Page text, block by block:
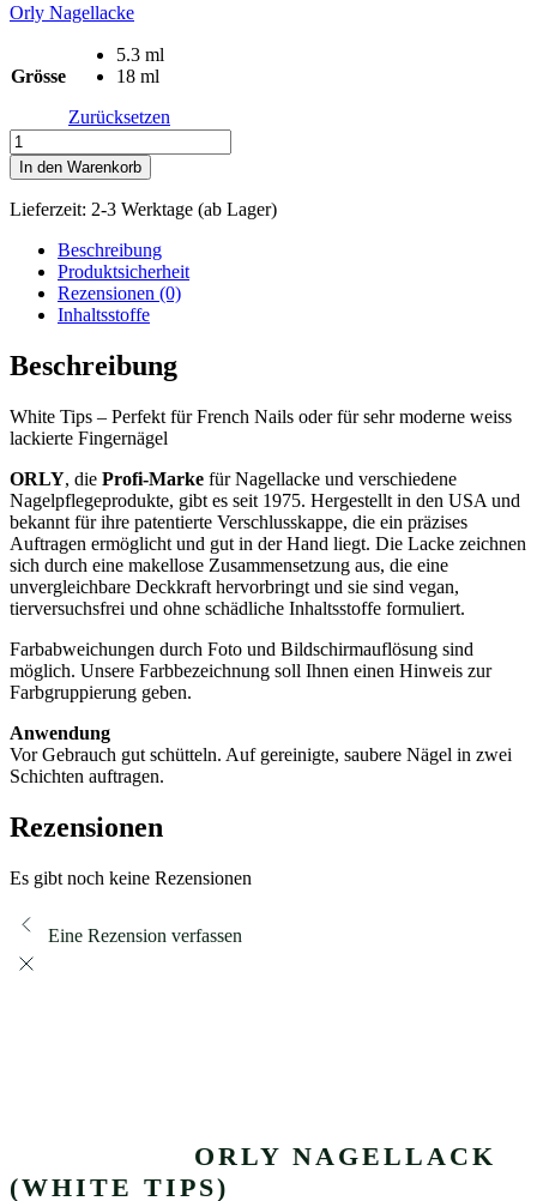
Orly Nagellacke
Grösse
5.3 ml
18 ml
Zurücksetzen
Orly
Nagellack
(White
Tips)
In den Warenkorb
Lieferzeit: 2-3 Werktage (ab Lager)
Beschreibung
Produktsicherheit
Rezensionen (0)
Inhaltsstoffe
Beschreibung
White Tips – Perfekt für French Nails oder für sehr moderne weiss
lackierte Fingernägel
ORLY, die Profi-Marke für Nagellacke und verschiedene
Nagelpflegeprodukte, gibt es seit 1975. Hergestellt in den USA und
bekannt für ihre patentierte Verschlusskappe, die ein präzises
Auftragen ermöglicht und gut in der Hand liegt. Die Lacke zeichnen
sich durch eine makellose Zusammensetzung aus, die eine
unvergleichbare Deckkraft hervorbringt und sie sind vegan,
tierversuchsfrei und ohne schädliche Inhaltsstoffe formuliert.
Farbabweichungen durch Foto und Bildschirmauflösung sind
möglich. Unsere Farbbezeichnung soll Ihnen einen Hinweis zur
Farbgruppierung geben.
Anwendung
Vor Gebrauch gut schütteln. Auf gereinigte, saubere Nägel in zwei
Schichten auftragen.
Rezensionen
Es gibt noch keine Rezensionen
Eine Rezension verfassen
ORLY NAGELLACK
(WHITE TIPS)